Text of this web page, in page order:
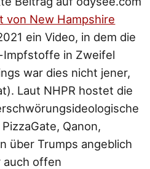
von New Hampshire
ein Video, in dem die
Impfstoffe in Zweifel
war dies nicht jener,
Laut NHPR hostet die
Qanon,
über Trumps angeblich
auch offen